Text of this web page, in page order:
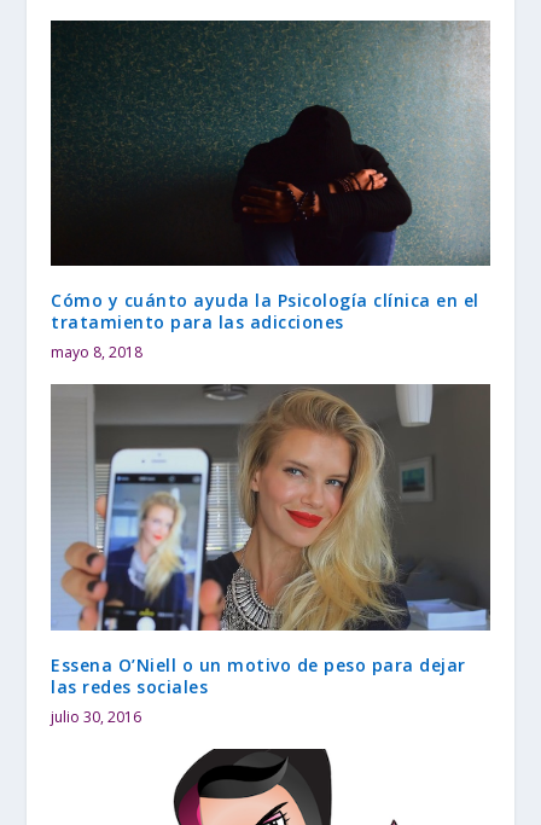
Cómo y cuánto ayuda la Psicología clínica en el
tratamiento para las adicciones
mayo 8, 2018
Essena O’Niell o un motivo de peso para dejar
las redes sociales
julio 30, 2016